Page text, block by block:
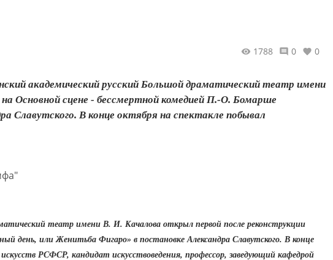
1788 0 0
академический русский Большой драматический театр имени
Основной сцене - бессмертной комедией П.‑О. Бомарше
Славутского. В конце октября на спектакле побывал
театр имени В. И. Качалова открыл первой после реконструкции
день, или Женитьба Фигаро» в постановке Александра Славутского. В конце
РСФСР, кандидат искусствоведения, профессор, заведующий кафедрой